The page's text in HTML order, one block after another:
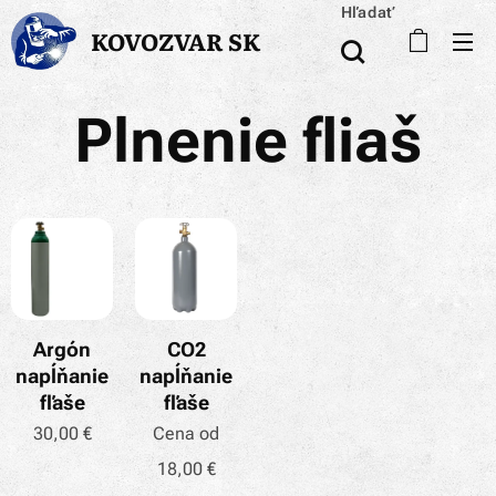
KOVOZVAR SK
Hľadať
Plnenie fliaš
Argón
napĺňanie
fľaše
30,00€
CO2
napĺňanie
fľaše
Cena od
18,00€